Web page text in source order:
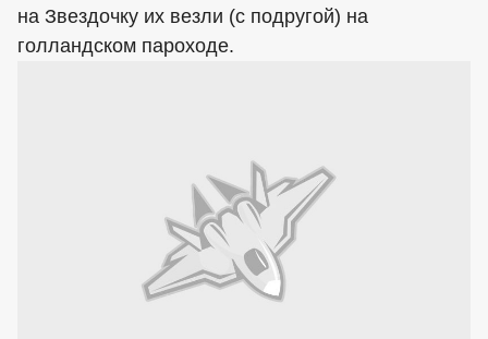
на Звездочку их везли (с подругой) на
голландском пароходе.